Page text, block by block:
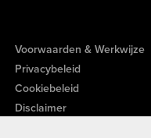
Voorwaarden & Werkwijze
Privacybeleid
Cookiebeleid
Disclaimer